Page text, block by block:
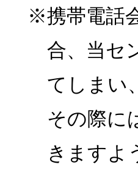
※携帯電話
合、当セ
てしまい
その際に
きますよ